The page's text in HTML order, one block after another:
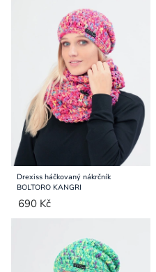
Přihlášení
Drexiss háčkovaný nákrčník
BOLTORO KANGRI
690 Kč